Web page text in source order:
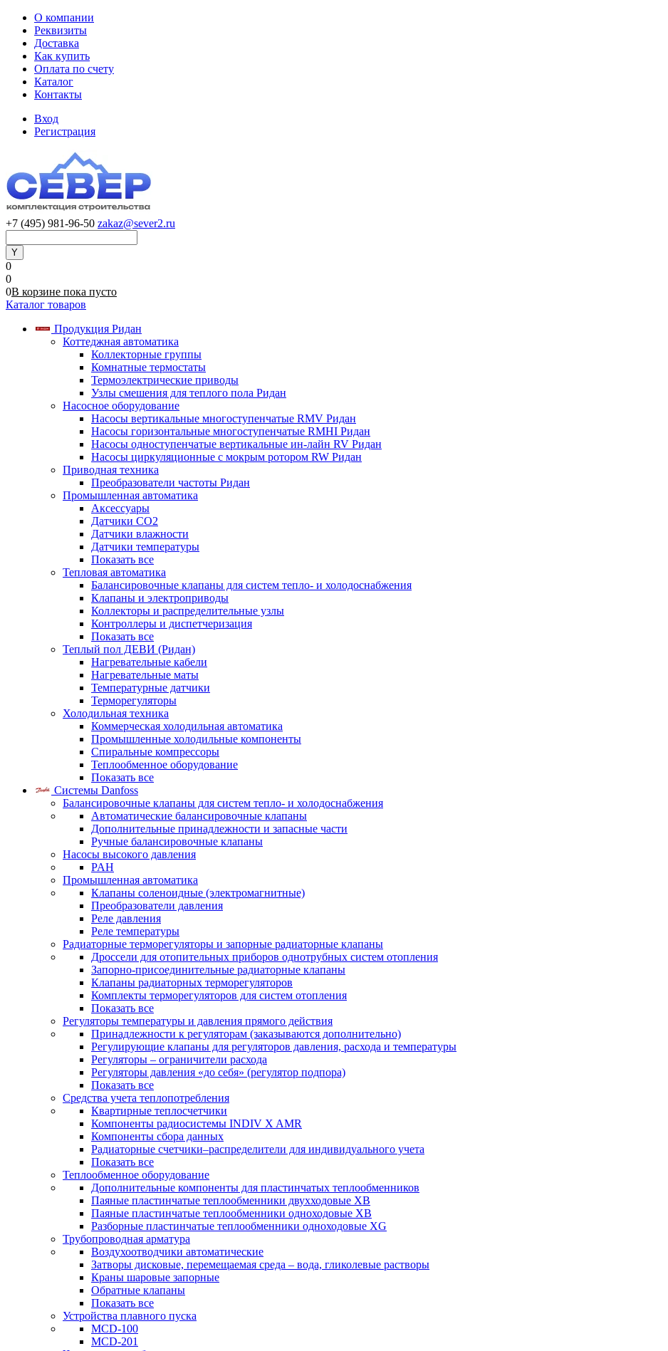
О компании
Реквизиты
Доставка
Как купить
Оплата по счету
Каталог
Контакты
Вход
Регистрация
+7 (495) 981-96-50 zakaz@sever2.ru
0
0
0В корзине пока пусто
Каталог товаров
Продукция Ридан
Коттеджная автоматика
Коллекторные группы
Комнатные термостаты
Термоэлектрические приводы
Узлы смешения для теплого пола Ридан
Насосное оборудование
Насосы вертикальные многоступенчатые RMV Ридан
Насосы горизонтальные многоступенчатые RMHI Ридан
Насосы одноступенчатые вертикальные ин-лайн RV Ридан
Насосы циркуляционные с мокрым ротором RW Ридан
Приводная техника
Преобразователи частоты Ридан
Промышленная автоматика
Аксессуары
Датчики CO2
Датчики влажности
Датчики температуры
Показать все
Тепловая автоматика
Балансировочные клапаны для систем тепло- и холодоснабжения
Клапаны и электроприводы
Коллекторы и распределительные узлы
Контроллеры и диспетчеризация
Показать все
Теплый пол ДЕВИ (Ридан)
Нагревательные кабели
Нагревательные маты
Температурные датчики
Терморегуляторы
Холодильная техника
Коммерческая холодильная автоматика
Промышленные холодильные компоненты
Спиральные компрессоры
Теплообменное оборудование
Показать все
Системы Danfoss
Балансировочные клапаны для систем тепло- и холодоснабжения
Автоматические балансировочные клапаны
Дополнительные принадлежности и запасные части
Ручные балансировочные клапаны
Насосы высокого давления
PAH
Промышленная автоматика
Клапаны соленоидные (электромагнитные)
Преобразователи давления
Реле давления
Реле температуры
Радиаторные терморегуляторы и запорные радиаторные клапаны
Дроссели для отопительных приборов однотрубных систем отопления
Запорно-присоединительные радиаторные клапаны
Клапаны радиаторных терморегуляторов
Комплекты терморегуляторов для систем отопления
Показать все
Регуляторы температуры и давления прямого действия
Принадлежности к регуляторам (заказываются дополнительно)
Регулирующие клапаны для регуляторов давления, расхода и температуры
Регуляторы – ограничители расхода
Регуляторы давления «до себя» (регулятор подпора)
Показать все
Средства учета теплопотребления
Квартирные теплосчетчики
Компоненты радиосистемы INDIV X AMR
Компоненты сбора данных
Радиаторные счетчики–распределители для индивидуального учета
Показать все
Теплообменное оборудование
Дополнительные компоненты для пластинчатых теплообменников
Паяные пластинчатые теплообменники двухходовые XB
Паяные пластинчатые теплообменники одноходовые ХВ
Разборные пластинчатые теплообменники одноходовые ХG
Трубопроводная арматура
Воздухоотводчики автоматические
Затворы дисковые, перемещаемая среда – вода, гликолевые растворы
Краны шаровые запорные
Обратные клапаны
Показать все
Устройства плавного пуска
MCD-100
MCD-201